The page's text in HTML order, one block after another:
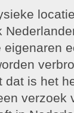
eigenaren
dat is het
verzoek